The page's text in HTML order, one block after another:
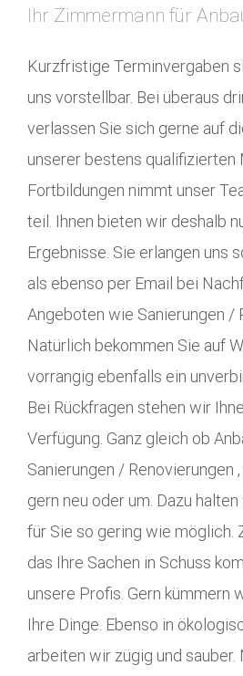
Ihr Zimmermann für
Kurzfristige Terminvergaben
uns vorstellbar. Bei überaus
verlassen Sie sich gerne auf
unserer bestens qualifizierten
Fortbildungen nimmt unser
teil. Ihnen bieten wir deshalb
Ergebnisse. Sie erlangen uns
als ebenso per Email bei
Angeboten wie Sanierungen /
Natürlich bekommen Sie auf
vorrangig ebenfalls ein
Bei Rückfragen stehen wir
Verfügung. Ganz gleich ob
Sanierungen / Renovierungen
gern neu oder um. Dazu
für Sie so gering wie möglich.
das Ihre Sachen in Schuss
unsere Profis. Gern kümmern
Ihre Dinge. Ebenso in
arbeiten wir zügig und